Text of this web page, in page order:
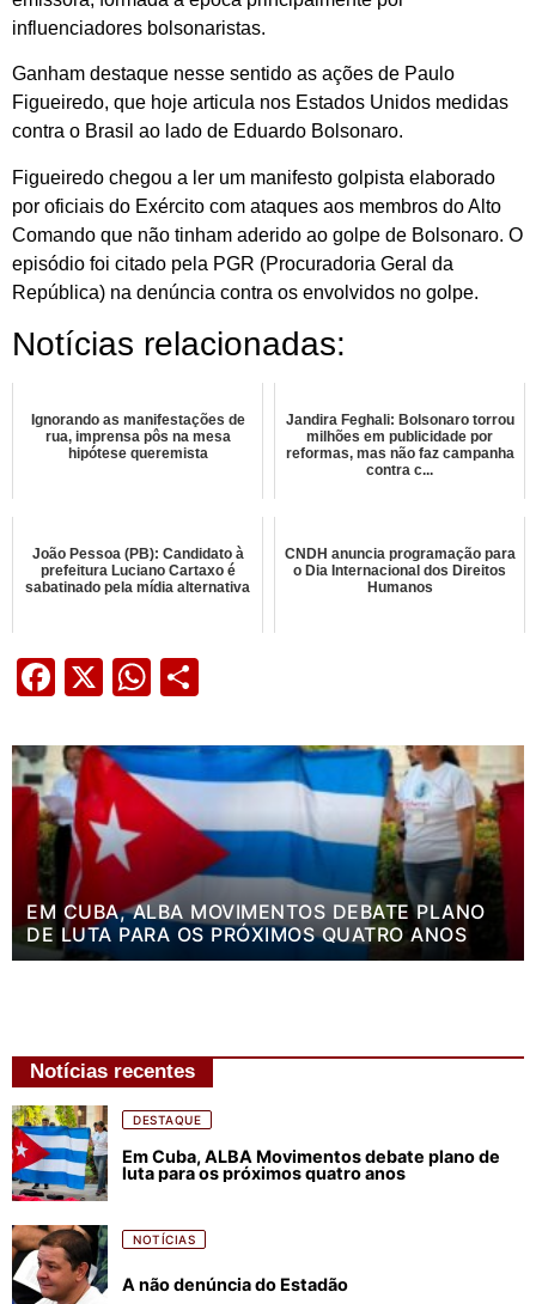
influenciadores bolsonaristas.
Ganham destaque nesse sentido as ações de Paulo
Figueiredo, que hoje articula nos Estados Unidos medidas
contra o Brasil ao lado de Eduardo Bolsonaro.
Figueiredo chegou a ler um manifesto golpista elaborado
por oficiais do Exército com ataques aos membros do Alto
Comando que não tinham aderido ao golpe de Bolsonaro. O
episódio foi citado pela PGR (Procuradoria Geral da
República) na denúncia contra os envolvidos no golpe.
Notícias relacionadas:
Ignorando as manifestações de
rua, imprensa pôs na mesa
hipótese queremista
Jandira Feghali: Bolsonaro torrou
milhões em publicidade por
reformas, mas não faz campanha
contra c...
João Pessoa (PB): Candidato à
prefeitura Luciano Cartaxo é
sabatinado pela mídia alternativa
CNDH anuncia programação para
o Dia Internacional dos Direitos
Humanos
Facebook
X WhatsApp
EM CUBA, ALBA MOVIMENTOS DEBATE PLANO
DE LUTA PARA OS PRÓXIMOS QUATRO ANOS
Notícias recentes
DESTAQUE
Em Cuba, ALBA Movimentos debate plano de
luta para os próximos quatro anos
NOTÍCIAS
A não denúncia do Estadão